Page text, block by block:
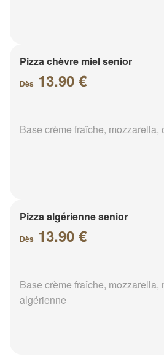
Pizza chèvre miel senior
Dès 13.90 €
Base crème fraîche, mozzarella,
Pizza algérienne senior
Dès 13.90 €
Base crème fraîche, mozzarella,
algérienne